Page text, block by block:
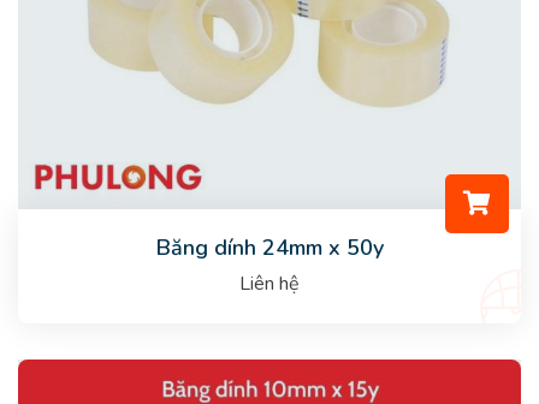
Băng dính 24mm x 50y
Liên hệ